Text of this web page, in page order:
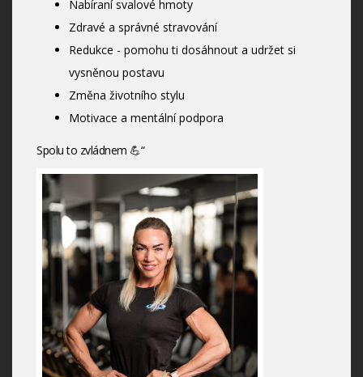
Nabíraní svalové hmoty
Zdravé a správné stravování
Redukce - pomohu ti dosáhnout a udržet si
vysněnou postavu
Změna životního stylu
Motivace a mentální podpora
Spolu to zvládnem 💪“